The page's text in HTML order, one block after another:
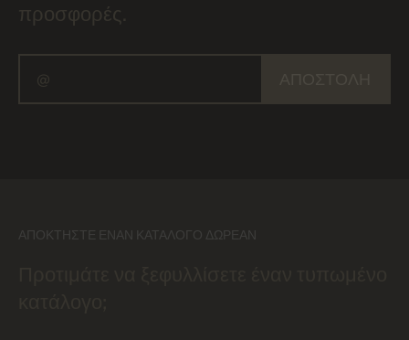
προσφορές.
ΑΠΟΚΤΉΣΤΕ ΈΝΑΝ ΚΑΤΆΛΟΓΟ ΔΩΡΕΆΝ